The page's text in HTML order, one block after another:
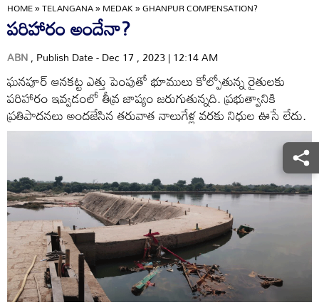
HOME»TELANGANA»MEDAK»GHANPUR COMPENSATION?
పరిహారం అందేనా?
ABN, Publish Date - Dec 17 , 2023 | 12:14 AM
ఘనపూర్‌ ఆనకట్ట ఎత్తు పెంపుతో భూములు కోల్పోతున్న రైతులకు
పరిహారం ఇవ్వడంలో తీవ్ర జాప్యం జరుగుతున్నది. ప్రభుత్వానికి
ప్రతిపాదనలు అందజేసిన తరువాత నాలుగేళ్ల వరకు నిధుల ఊసే లేదు.